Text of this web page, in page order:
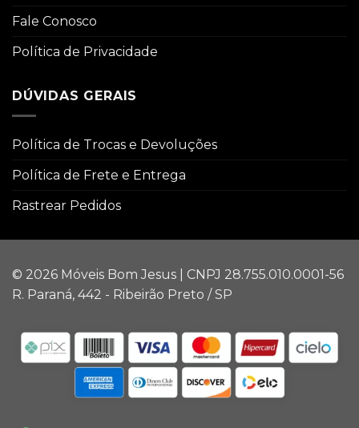
Fale Conosco
Política de Privacidade
DÚVIDAS GERAIS
Política de Trocas e Devoluções
Política de Frete e Entrega
Rastrear Pedidos
© 2026 Móveis Bom Jesus | CNPJ 28.755.010.0001-56
R. Paraná, 442 - Ribeirão Preto / SP